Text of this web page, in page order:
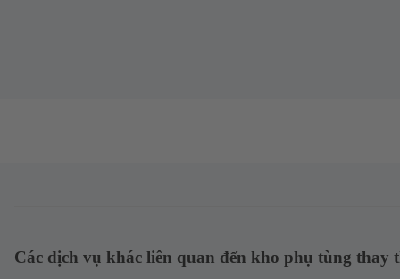
Các dịch vụ khác liên quan đến kho phụ tùng thay